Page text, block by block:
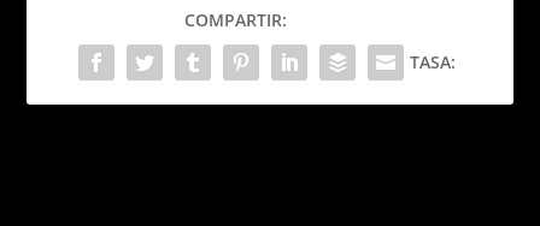
COMPARTIR:
TASA: